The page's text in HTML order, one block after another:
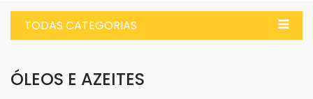
TODAS CATEGORIAS
ÓLEOS E AZEITES